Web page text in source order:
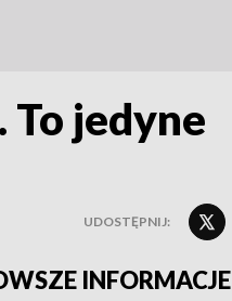
jedyne
UDOSTĘPNIJ:
INFORMACJE